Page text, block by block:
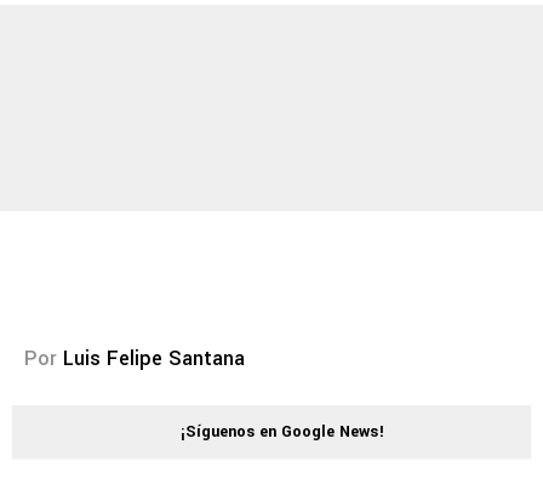
Por Luis Felipe Santana
¡Síguenos en Google News!